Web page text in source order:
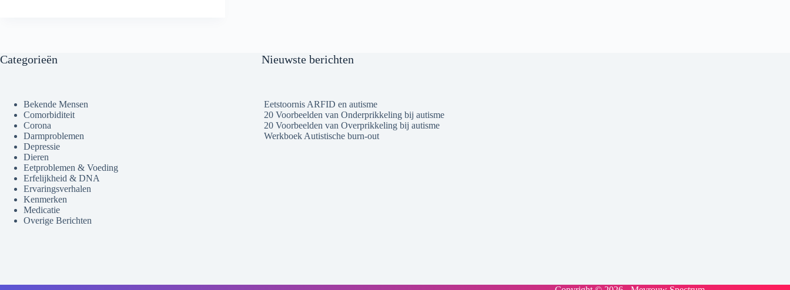
Categorieën
Bekende Mensen
Comorbiditeit
Corona
Darmproblemen
Depressie
Dieren
Eetproblemen & Voeding
Erfelijkheid & DNA
Ervaringsverhalen
Kenmerken
Medicatie
Overige Berichten
Nieuwste berichten
Eetstoornis ARFID en autisme
20 Voorbeelden van Onderprikkeling bij autisme
20 Voorbeelden van Overprikkeling bij autisme
Werkboek Autistische burn-out